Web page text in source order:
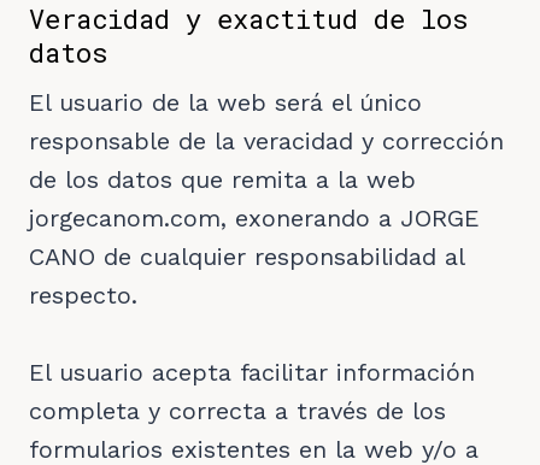
Veracidad y exactitud de los
datos
El usuario de la web será el único
responsable de la veracidad y corrección
de los datos que remita a la web
jorgecanom.com, exonerando a JORGE
CANO de cualquier responsabilidad al
respecto.
El usuario acepta facilitar información
completa y correcta a través de los
formularios existentes en la web y/o a